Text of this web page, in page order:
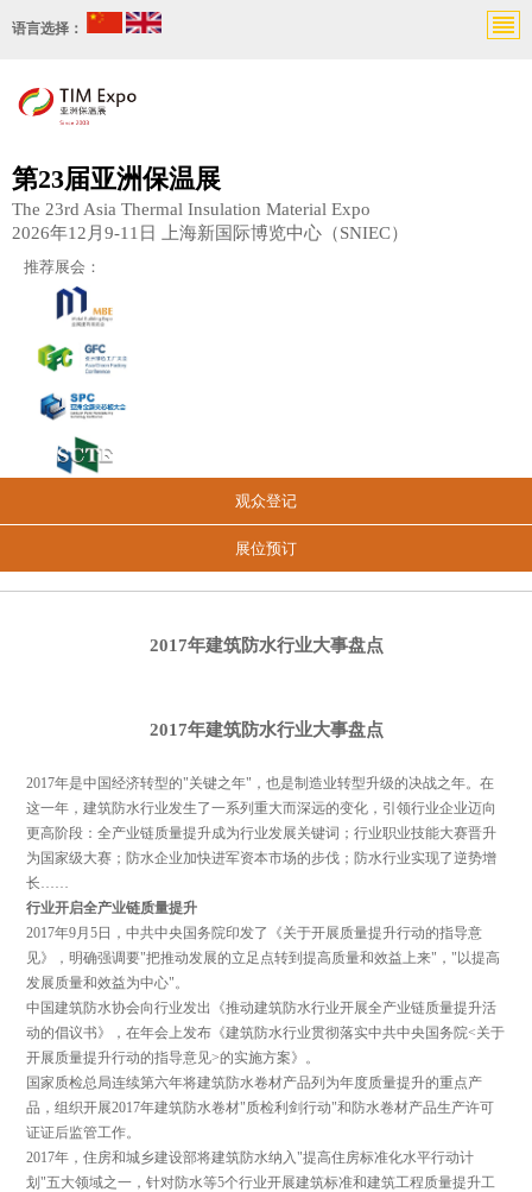
语言选择：
第23届亚洲保温展
The 23rd Asia Thermal Insulation Material Expo
2026年12月9-11日 上海新国际博览中心（SNIEC）
推荐展会：
观众登记
展位预订
2017年建筑防水行业大事盘点
2017年建筑防水行业大事盘点
2017年是中国经济转型的"关键之年"，也是制造业转型升级的决战之年。在
这一年，建筑防水行业发生了一系列重大而深远的变化，引领行业企业迈向
更高阶段：全产业链质量提升成为行业发展关键词；行业职业技能大赛晋升
为国家级大赛；防水企业加快进军资本市场的步伐；防水行业实现了逆势增
长……
行业开启全产业链质量提升
2017年9月5日，中共中央国务院印发了《关于开展质量提升行动的指导意
见》，明确强调要"把推动发展的立足点转到提高质量和效益上来"，"以提高
发展质量和效益为中心"。
中国建筑防水协会向行业发出《推动建筑防水行业开展全产业链质量提升活
动的倡议书》，在年会上发布《建筑防水行业贯彻落实中共中央国务院<关于
开展质量提升行动的指导意见>的实施方案》。
国家质检总局连续第六年将建筑防水卷材产品列为年度质量提升的重点产
品，组织开展2017年建筑防水卷材"质检利剑行动"和防水卷材产品生产许可
证证后监管工作。
2017年，住房和城乡建设部将建筑防水纳入"提高住房标准化水平行动计
划"五大领域之一，针对防水等5个行业开展建筑标准和建筑工程质量提升工